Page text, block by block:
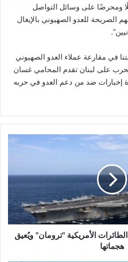
ومحرضًا على وسائل التواصل
الصريحة للعدو الصهيوني بالإيغال
في مقارعة عملاء العدو الصهيوني
على لبنان تقدم المحامي غسان
إخبارات ضد من دعم العدو في حربه
الأمريكية "ترومان" ويُعيق
هجماتها